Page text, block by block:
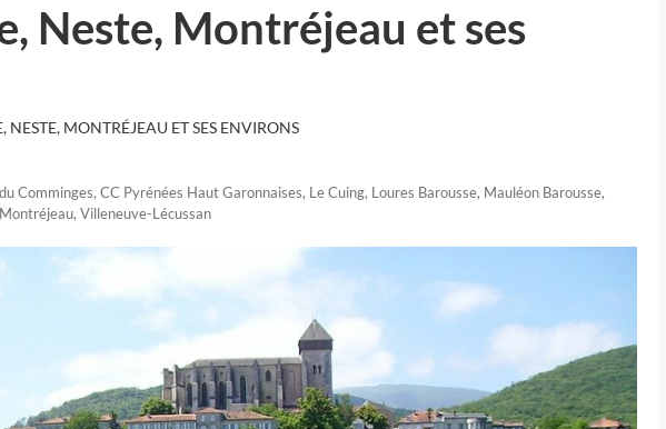
Neste, Montréjeau et ses
NESTE, MONTRÉJEAU ET SES ENVIRONS
Comminges, CC Pyrénées Haut Garonnaises, Le Cuing, Loures Barousse, Mauléon Barousse,
, Villeneuve-Lécussan